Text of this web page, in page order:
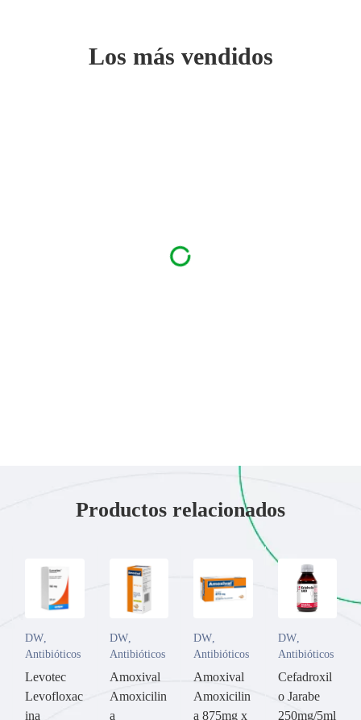
Los más vendidos
Productos relacionados
DW
Antibióticos
Levotec
Levofloxac
ina
DW,
Antibióticos
Amoxival
Amoxicilin
a
DW
Antibióticos
Amoxival
Amoxicilin
a 875mg x
DW,
Antibióticos
Cefadroxil
o Jarabe
250mg/5ml